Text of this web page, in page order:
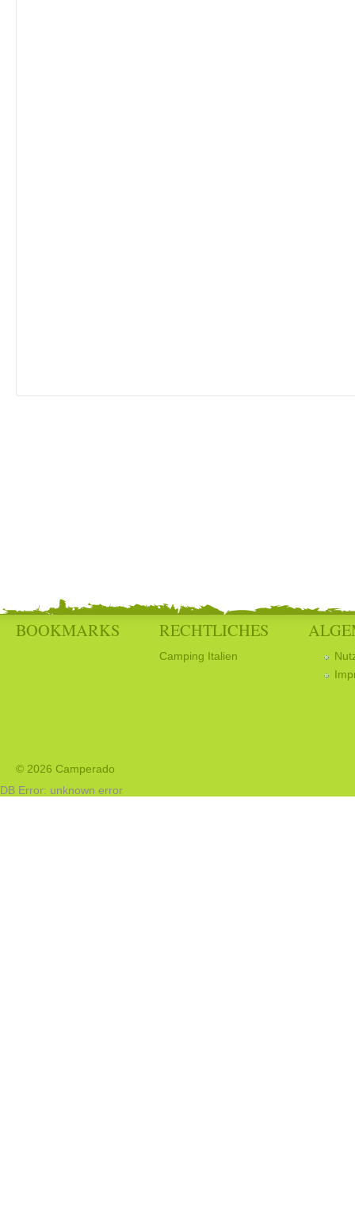
BOOKMARKS RECHTLICHES
Camping Italien
© 2026 Camperado
DB Error: unknown error